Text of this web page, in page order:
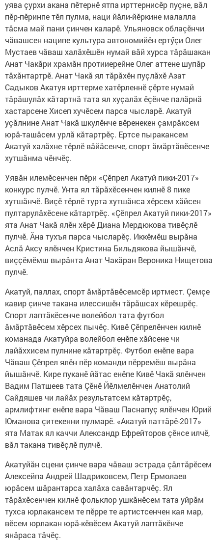
уява çурхи акана пӗтернӗ ятпа ирттернисӗр пуçне, вăл
пӗр-пӗринпе тӗл пулма, наци йăли-йӗркине малалла
тăсма май пани çинчен каларӗ. Ульяновск облаçӗнчи
чăвашсен наципе культура автономийӗн ертӳçи Олег
Мустаев чăваш халăхӗшӗн нумай вăй хурса тăрăшакан
Анат Чакăри храмăн протииерейне Олег аттене шупăр
тăхăнтартрӗ. Анат Чакă ял тăрăхӗн пуçлăхӗ Азат
Садыков Акатуя ирттерме хатӗрленнӗ çӗрте нумай
тăрăшулăх кăтартнă тата ял хуçалăх ӗçӗнче палăрнă
хастарсене Хисеп хучӗсем парса чысларӗ. Акатуй
уçăлнине Анат Чакă шкулӗнче вӗренекен çамрăксем
юрă-ташăсем урлă кăтартрӗç. Ертсе пыракансем
Акатуй халăхне тӗрлӗ вăйăсенче, спорт ăмăртăвӗсенче
хутшăнма чӗнчӗç.
Уявăн илемӗсенчен пӗри «Çӗпрел Акатуй пики-2017»
конкурс пулчӗ. Унта ял тăрăхӗсенчен килнӗ 8 пике
хутшăнчӗ. Виçӗ тӗрлӗ турта хутшăнса хӗрсем хăйсен
пултарулăхӗсене кăтартрӗç. «Çӗпрел Акатуй пики-2017»
ята Анат Чакă ялӗн хӗрӗ Диана Мердюкова тивӗçлӗ
пулчӗ. Ăна тухъя парса чысларӗç. Иккӗмӗш вырăна
Аслă Аксу ялӗнчен Кристина Бильдякова йышăнчӗ,
виççӗмӗмш вырăнта Анат Чакăран Вероника Нищетова
пулчӗ.
Акатуй, паллах, спорт ăмăртăвӗсемсӗр иртмест. Çемçе
кавир çинче такана илессишӗн тăрăшсах кӗрешрӗç.
Спорт лаптăкӗсенче волейбол тата футбол
ăмăртăвӗсем хӗрсех пычӗç. Кивӗ Çӗпрелӗнчен килнӗ
команада Акатуйра волейбол енӗпе хăйсене чи
лайăххисем пулнине кăтартрӗç. Футбол енӗпе вара
Чăваш Çӗпрел ялӗн пӗр команди пӗрремӗш вырăна
йышăнчӗ. Кире пуканӗ йăтас енӗпе Кивӗ Чакă ялӗнчен
Вадим Патшеев тата Çӗнӗ Йӗлмелӗнчен Анатолий
Сайдяшев чи лайăх результатсем кăтартрӗç,
армлифтинг енӗпе вара Чăваш Паснапуç ялӗнчен Юрий
Юманова çитекенни пулмарӗ. «Акатуй паттăрӗ-2017»
ята Матак ял каччи Александр Ефрейторов çӗнсе илчӗ,
вăл такана тивӗçлӗ пулчӗ.
Акатуйăн сцени çинче вара чăваш эстрада çăлтăрӗсем
Алексейпа Андрей Шадриковсем, Петр Ермолаев
юрăсем шăрантарса халăха савăнтарчӗç. Ял
тăрăхӗсенчен килнӗ фольклор ушкăнӗсем тата уйрăм
тухса юрлакансем те пӗрре те артистсенчен кая мар,
вӗсем юрлакан юрă-кӗвӗсем Акатуй лаптăкӗнче
янăраса тăчӗç.